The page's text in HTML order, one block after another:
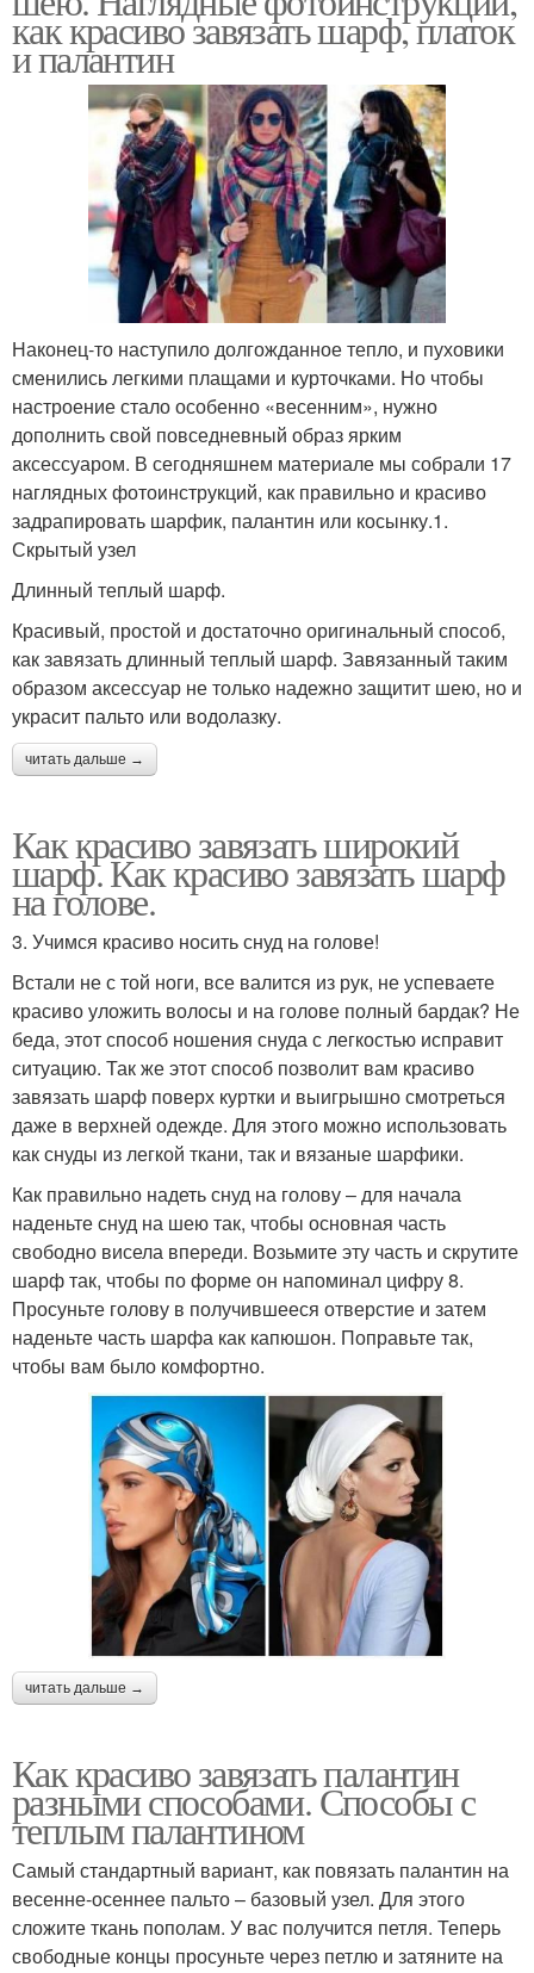
как красиво завязать шарф, платок
и палантин
Наконец-то наступило долгожданное тепло, и пуховики
сменились легкими плащами и курточками. Но чтобы
настроение стало особенно «весенним», нужно
дополнить свой повседневный образ ярким
аксессуаром. В сегодняшнем материале мы собрали 17
наглядных фотоинструкций, как правильно и красиво
задрапировать шарфик, палантин или косынку.1.
Скрытый узел
Длинный теплый шарф.
Красивый, простой и достаточно оригинальный способ,
как завязать длинный теплый шарф. Завязанный таким
образом аксессуар не только надежно защитит шею, но и
украсит пальто или водолазку.
читать дальше →
Как красиво завязать широкий
шарф. Как красиво завязать шарф
на голове.
3. Учимся красиво носить снуд на голове!
Встали не с той ноги, все валится из рук, не успеваете
красиво уложить волосы и на голове полный бардак? Не
беда, этот способ ношения снуда с легкостью исправит
ситуацию. Так же этот способ позволит вам красиво
завязать шарф поверх куртки и выигрышно смотреться
даже в верхней одежде. Для этого можно использовать
как снуды из легкой ткани, так и вязаные шарфики.
Как правильно надеть снуд на голову – для начала
наденьте снуд на шею так, чтобы основная часть
свободно висела впереди. Возьмите эту часть и скрутите
шарф так, чтобы по форме он напоминал цифру 8.
Просуньте голову в получившееся отверстие и затем
наденьте часть шарфа как капюшон. Поправьте так,
чтобы вам было комфортно.
читать дальше →
Как красиво завязать палантин
разными способами. Способы с
теплым палантином
Самый стандартный вариант, как повязать палантин на
весенне-осеннее пальто – базовый узел. Для этого
сложите ткань пополам. У вас получится петля. Теперь
свободные концы просуньте через петлю и затяните на